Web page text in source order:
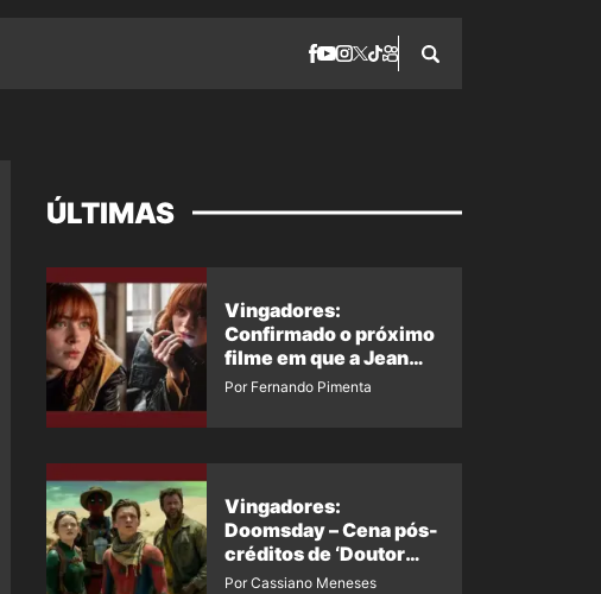
ÚLTIMAS
Vingadores:
Confirmado o próximo
filme em que a Jean
Grey irá aparecer
Por Fernando Pimenta
Vingadores:
Doomsday – Cena pós-
créditos de ‘Doutor
Destino’ é revelada
Por Cassiano Meneses